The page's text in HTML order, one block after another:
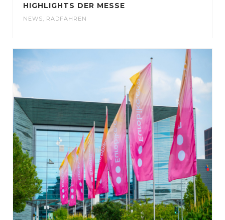
HIGHLIGHTS DER MESSE
NEWS RADFAHREN